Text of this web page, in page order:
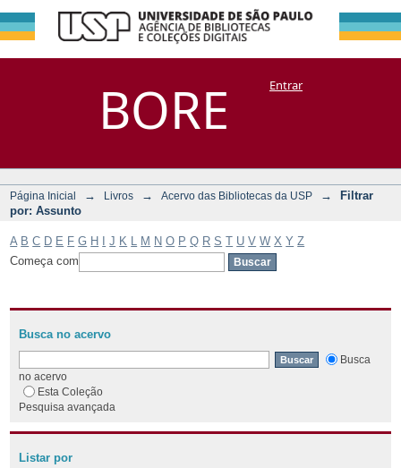
BORE
Filtrar por:
Assunto
DSpace/Manakin + CoriscoEntrar
Página Inicial → Livros → Acervo das Bibliotecas da USP →
Filtrar
por: Assunto
A B C D E F G H J K M N O P Q R S T U V W X Y Z
Começa com
Busca no acervo
Busca
no acervo
Esta Coleção
Pesquisa avançada
Listar por